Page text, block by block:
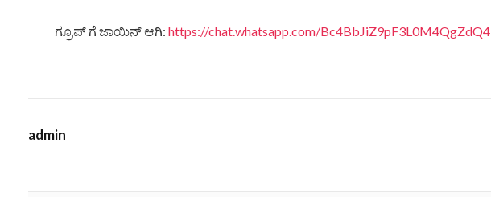
ಗ್ರೂಪ್ ಗೆ ಜಾಯಿನ್ ಆಗಿ: https://chat.whatsapp.com/Bc4BbJiZ9pF3L0M4QgZdQ4
admin